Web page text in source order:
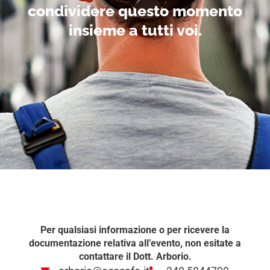
condividere questo momento
insieme a tutti voi.
Per qualsiasi informazione o per ricevere la
documentazione relativa all’evento, non esitate a
contattare il Dott. Arborio.